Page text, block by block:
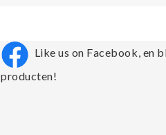
Like us on Facebook, en
producten!